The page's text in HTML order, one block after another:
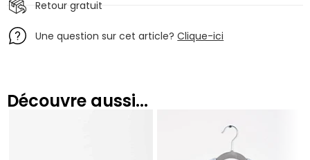
Retour gratuit
Une question sur cet article?Clique-ici
Découvre aussi...